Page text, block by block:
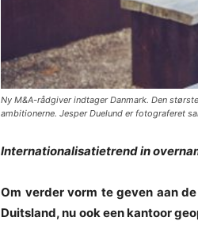
Ny M&A-rådgiver indtager Danmark. Den
ambitionerne. Jesper Duelund er fotograferet
Internationalisatietrend in
Om verder vorm te geven aan
Duitsland, nu ook een kantoor